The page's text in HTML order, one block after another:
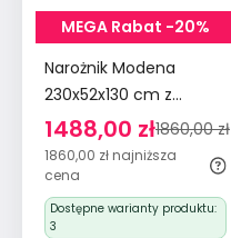
MEGA Rabat -20%
Narożnik Modena
230x52x130 cm z
funkcją spania i
pojemnikiem sztruks
szary do salonu
1488,00 zł1860,00 zł
1860,00 zł najniższa
cena
Dostępne warianty produktu:
3